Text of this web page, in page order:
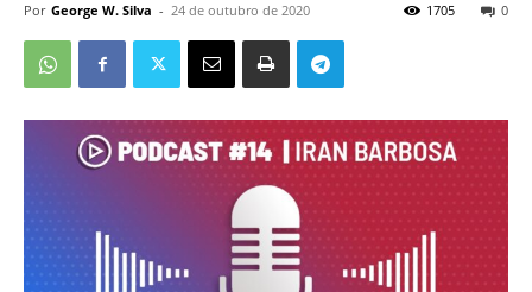
Por George W. Silva - 24 de outubro de 2020 0
1705